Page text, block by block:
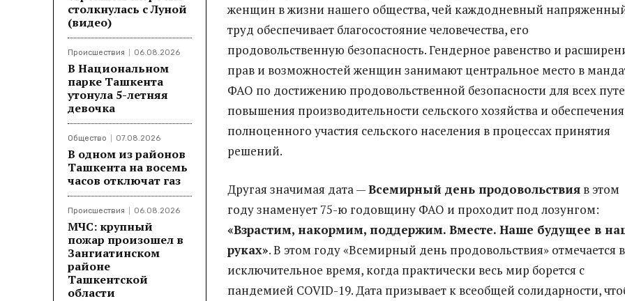
столкнулась с Луной
(видео)
Происшествия 06.08.2026
В Национальном
парке Ташкента
утонула 5-летняя
девочка
Общество 07.08.2026
В одном из районов
Ташкента на восемь
часов отключат газ
Происшествия 06.08.2026
МЧС: крупный
пожар произошел в
Зангиатинском
районе
Ташкентской
области
женщин в жизни нашего общества, чей каждодневный
труд обеспечивает благосостояние человечества, его
продовольственную безопасность. Гендерное равенство и
прав и возможностей женщин занимают центральное место в
ФАО по достижению продовольственной безопасности для всех
повышения производительности сельского хозяйства и обеспечения
полноценного участия сельского населения в процессах принятия
решений.
Другая значимая дата —Всемирный день продовольствия в этом
году знаменует 75-ю годовщину ФАО и проходит под лозунгом:
«Взрастим, накормим, поддержим. Вместе. Наше будущее в
руках». В этом году «Всемирный день продовольствия» отмечается в
исключительное время, когда практически весь мир борется с
пандемией COVID-19. Дата призывает к всеобщей солидарности,